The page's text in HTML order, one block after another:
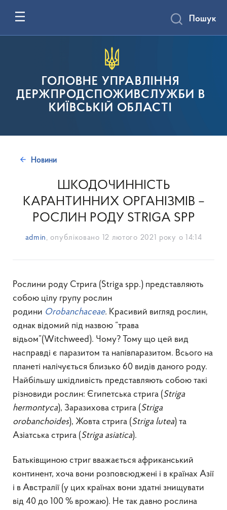
ГОЛОВНЕ УПРАВЛІННЯ
ДЕРЖПРОДСПОЖИВСЛУЖБИ В
КИЇВСЬКІЙ ОБЛАСТІ
Пошук
Новини
ШКОДОЧИННІСТЬ
КАРАНТИННИХ ОРГАНІЗМІВ –
РОСЛИН РОДУ STRIGA SPP
admin , опубліковано 12 лютого 2021 року о 14:14
Рослини роду Стрига (Striga spp.) представляють
собою цілу групу рослин
родини Orobanchaceae. Красивий вигляд рослин,
однак відомий під назвою “трава
відьом”(Witchweed). Чому? Тому що цей вид
насправді є паразитом та напівпаразитом. Всього на
планеті налічується близько 60 видів даного роду.
Найбільшу шкідливість представляють собою такі
різновиди рослин: Єгипетська стрига (Striga
hermontyca), Заразихова стрига (Striga
orobanchoides), Жовта стрига (Striga lutea) та
Азіатська стрига (Striga asiatica).
Батьківщиною стриг вважається африканський
континент, хоча вони розповсюджені і в країнах Азії
і в Австралії (у цих країнах вони здатні знищувати
від 40 до 100 % врожаю). Не так давно рослина